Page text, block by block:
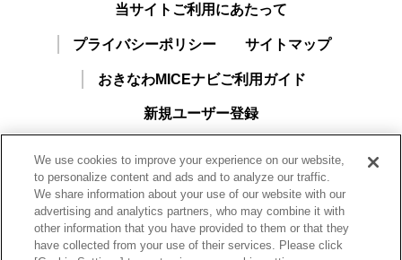
当サイトご利用にあたって
プライバシーポリシー サイトマップ
おきなわMICEナビご利用ガイド
新規ユーザー登録
We use cookies to improve your experience on our website,
to personalize content and ads and to analyze our traffic.
We share information about your use of our website with our
advertising and analytics partners, who may combine it with
other information that you have provided to them or that they
have collected from your use of their services. Please click